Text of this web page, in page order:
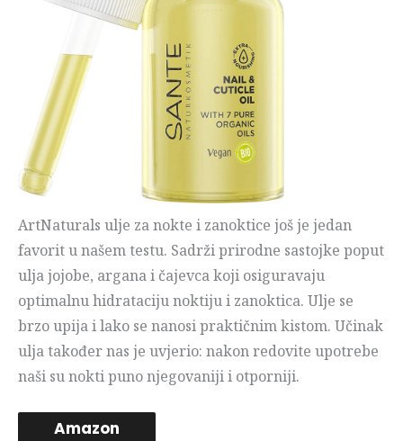
ArtNaturals ulje za nokte i zanoktice još je jedan
favorit u našem testu. Sadrži prirodne sastojke poput
ulja jojobe, argana i čajevca koji osiguravaju
optimalnu hidrataciju noktiju i zanoktica. Ulje se
brzo upija i lako se nanosi praktičnim kistom. Učinak
ulja također nas je uvjerio: nakon redovite upotrebe
naši su nokti puno njegovaniji i otporniji.
Amazon